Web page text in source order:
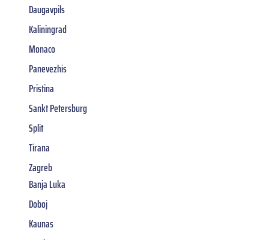
Daugavpils
Kaliningrad
Monaco
Panevezhis
Pristina
Sankt Petersburg
Split
Tirana
Zagreb
Banja Luka
Doboj
Kaunas